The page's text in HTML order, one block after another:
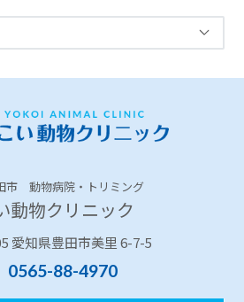
市 動物病院・トリミング
動物クリニック
愛知県豊田市美里 6-7-5
0565-88-4970